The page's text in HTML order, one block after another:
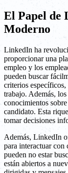
El Papel de
Moderno
LinkedIn ha
proporcionar una
empleo y los
pueden buscar
criterios
trabajo. Además,
conocimientos
candidato. Esta
tomar decisiones
Además, LinkedIn
para interactuar con
pueden no estar
están abiertos a